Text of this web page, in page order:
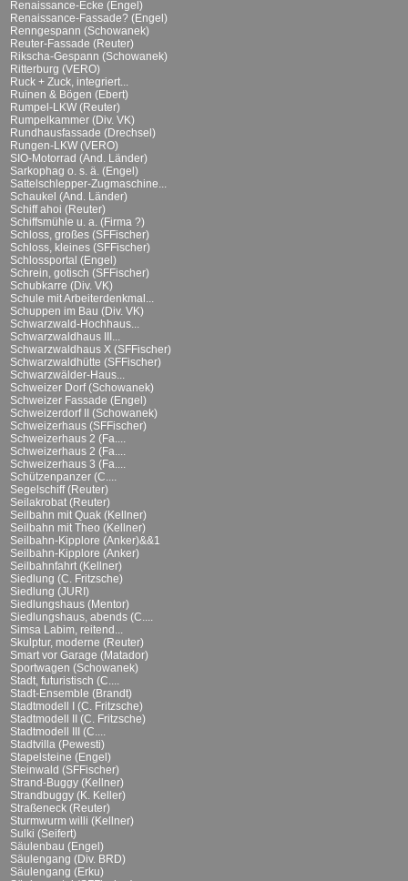
Renaissance-Ecke (Engel)
Renaissance-Fassade? (Engel)
Renngespann (Schowanek)
Reuter-Fassade (Reuter)
Rikscha-Gespann (Schowanek)
Ritterburg (VERO)
Ruck + Zuck, integriert...
Ruinen & Bögen (Ebert)
Rumpel-LKW (Reuter)
Rumpelkammer (Div. VK)
Rundhausfassade (Drechsel)
Rungen-LKW (VERO)
SIO-Motorrad (And. Länder)
Sarkophag o. s. ä. (Engel)
Sattelschlepper-Zugmaschine...
Schaukel (And. Länder)
Schiff ahoi (Reuter)
Schiffsmühle u. a. (Firma ?)
Schloss, großes (SFFischer)
Schloss, kleines (SFFischer)
Schlossportal (Engel)
Schrein, gotisch (SFFischer)
Schubkarre (Div. VK)
Schule mit Arbeiterdenkmal...
Schuppen im Bau (Div. VK)
Schwarzwald-Hochhaus...
Schwarzwaldhaus III...
Schwarzwaldhaus X (SFFischer)
Schwarzwaldhütte (SFFischer)
Schwarzwälder-Haus...
Schweizer Dorf (Schowanek)
Schweizer Fassade (Engel)
Schweizerdorf II (Schowanek)
Schweizerhaus (SFFischer)
Schweizerhaus 2 (Fa....
Schweizerhaus 2 (Fa....
Schweizerhaus 3 (Fa....
Schützenpanzer (C....
Segelschiff (Reuter)
Seilakrobat (Reuter)
Seilbahn mit Quak (Kellner)
Seilbahn mit Theo (Kellner)
Seilbahn-Kipplore (Anker)&&1
Seilbahn-Kipplore (Anker)
Seilbahnfahrt (Kellner)
Siedlung (C. Fritzsche)
Siedlung (JURI)
Siedlungshaus (Mentor)
Siedlungshaus, abends (C....
Simsa Labim, reitend...
Skulptur, moderne (Reuter)
Smart vor Garage (Matador)
Sportwagen (Schowanek)
Stadt, futuristisch (C....
Stadt-Ensemble (Brandt)
Stadtmodell I (C. Fritzsche)
Stadtmodell II (C. Fritzsche)
Stadtmodell III (C....
Stadtvilla (Pewesti)
Stapelsteine (Engel)
Steinwald (SFFischer)
Strand-Buggy (Kellner)
Strandbuggy (K. Keller)
Straßeneck (Reuter)
Sturmwurm willi (Kellner)
Sulki (Seifert)
Säulenbau (Engel)
Säulengang (Div. BRD)
Säulengang (Erku)